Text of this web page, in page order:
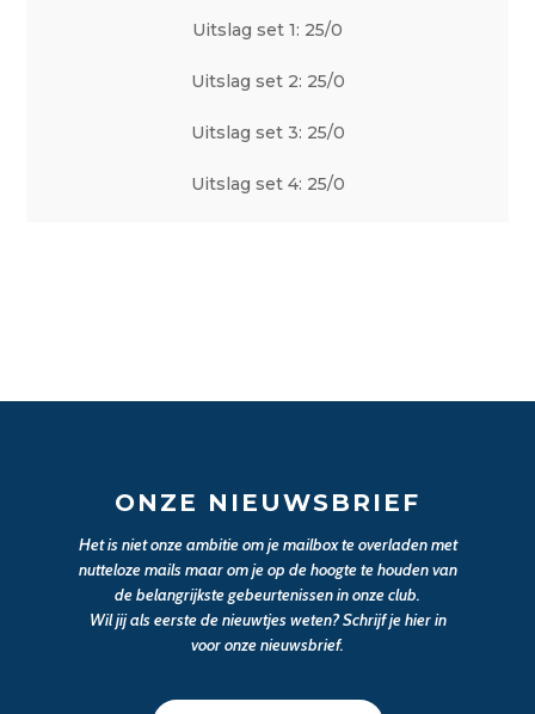
Uitslag set 1: 25/0
Uitslag set 2: 25/0
Uitslag set 3: 25/0
Uitslag set 4: 25/0
ONZE NIEUWSBRIEF
Het is niet onze ambitie om je mailbox te overladen met
nutteloze mails maar om je op de hoogte te houden van
de belangrijkste gebeurtenissen in onze club.
Wil jij als eerste de nieuwtjes weten? Schrijf je hier in
voor onze nieuwsbrief.